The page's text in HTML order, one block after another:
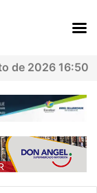
de 2026 16:50